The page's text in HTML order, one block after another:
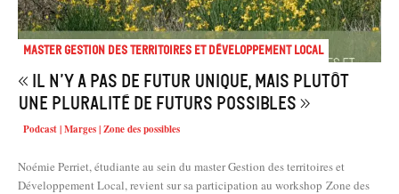
Master Gestion des territoires et développement local
« Il n’y a pas de futur unique, mais plutôt
une pluralité de futurs possibles »
Podcast | Marges | Zone des possibles
Noémie Perriet, étudiante au sein du master Gestion des territoires et
Développement Local, revient sur sa participation au workshop Zone des